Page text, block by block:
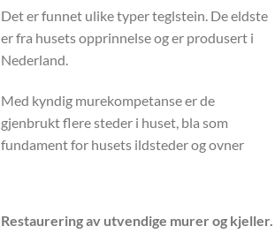
Det er funnet ulike typer teglstein. De eldste
er fra husets opprinnelse og er produsert i
Nederland.
Med kyndig murekompetanse er de
gjenbrukt flere steder i huset, bla som
fundament for husets ildsteder og ovner
Restaurering av utvendige murer og kjeller.